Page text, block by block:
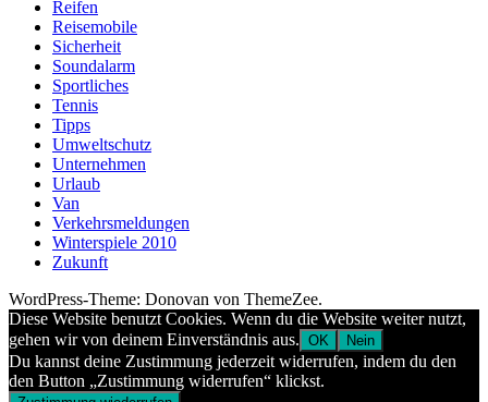
Reifen
Reisemobile
Sicherheit
Soundalarm
Sportliches
Tennis
Tipps
Umweltschutz
Unternehmen
Urlaub
Van
Verkehrsmeldungen
Winterspiele 2010
Zukunft
WordPress-Theme: Donovan von ThemeZee.
Diese Website benutzt Cookies. Wenn du die Website weiter nutzt,
gehen wir von deinem Einverständnis aus. OK Nein
Du kannst deine Zustimmung jederzeit widerrufen, indem du den
den Button „Zustimmung widerrufen“ klickst.